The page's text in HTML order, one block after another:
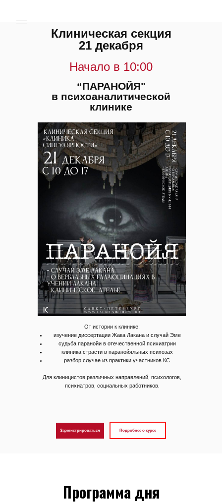
Клиническая секция
21 декабря
Зарегистрироваться
От истории к клинике:
изучение диссертации Жака Лакана и случай Эме
судьба паранойи в отечественной психиатрии
клиника страсти в паранойяльных психозах
разбор случае из практики участников КС
Для клиницистов различных направлений, психологов,
психиатров, социальных работников.
Подробнее о курсе
Начало в 10:00
“ПАРАНОЙЯ"
в психоаналитической
клинике
Программа дня